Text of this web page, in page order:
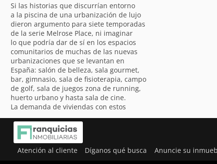
Si las historias que discurrían entorno
a la piscina de una urbanización de lujo
dieron argumento para siete temporadas
de la serie Melrose Place, ni imaginar
lo que podría dar de sí en los espacios
comunitarios de muchas de las nuevas
urbanizaciones que se levantan en
España: salón de belleza, sala gourmet,
bar, gimnasio, sala de fisioterapia, campo
de golf, sala de juegos zona de running,
huerto urbano y hasta sala de cine.
La demanda de viviendas con estos
Atención al cliente Díganos qué busca Anuncie su